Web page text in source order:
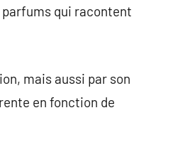
parfums qui racontent
mais aussi par son
en fonction de